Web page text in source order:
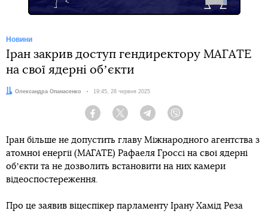
Новини
Іран закрив доступ гендиректору МАГАТЕ
на свої ядерні обʼєкти
Автор:
Олександра Опанасенко Дата:
19:45, 28 червня 2025
Facebook Twitter Telegram
Іран більше не допустить главу Міжнародного агентства з
атомної енергії (МАГАТЕ) Рафаеля Гроссі на свої ядерні
обʼєкти та не дозволить встановити на них камери
відеоспостереження.
Про це заявив віцеспікер парламенту Ірану Хамід Реза